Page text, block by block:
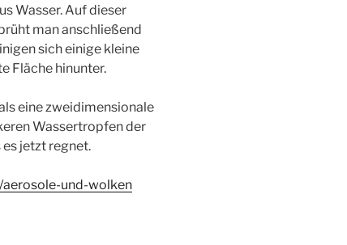
Wasser. Auf dieser
man anschließend
sich einige kleine
Fläche hinunter.
eine zweidimensionale
Wassertropfen der
jetzt regnet.
und-wolken